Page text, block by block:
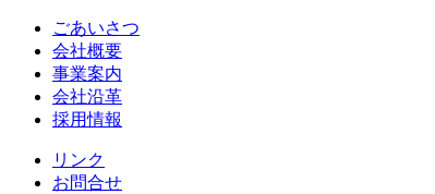
ごあいさつ
会社概要
事業案内
会社沿革
採用情報
リンク
お問合せ